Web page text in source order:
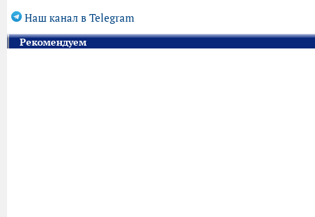
Наш канал в Telegram
Рекомендуем